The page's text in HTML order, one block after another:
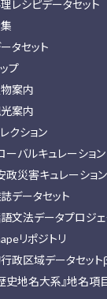
レシピデータセット
タセット
プ
案内
案内
クション
ーバルキュレーション
政災害キュレーション
データセット
文法データプロジェ
リポジトリ
政区域データセット
史地名大系』地名項